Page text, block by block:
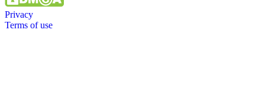
Privacy
Terms of use